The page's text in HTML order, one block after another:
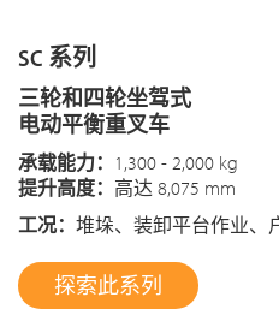
SC 系列
三轮和四轮坐驾式
电动平衡重叉车
承载能力： 1,300 - 2,000 kg
提升高度： 高达 8,075 mm
工况： 堆垛、装卸平台作业、
探索此系列